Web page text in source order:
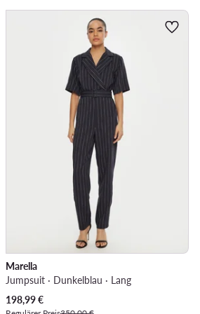
Marella
Jumpsuit · Dunkelblau · Lang
Aktueller Preis
198,99€